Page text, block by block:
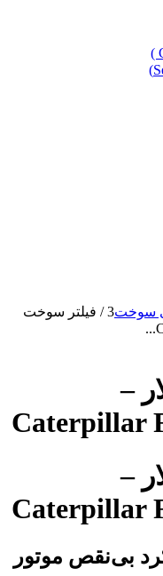
سوخت3
/ فیلتر سوخت
–
Caterpillar
–
Caterpillar
بی‌نقص موتور